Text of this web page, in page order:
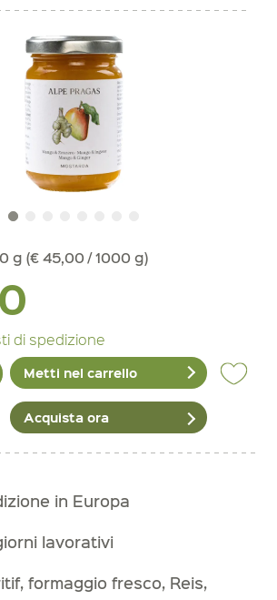
g (€ 45,00 / 1000 g)
di spedizione
Metti nel carrello
Acquista ora
in Europa
lavorativi
formaggio fresco, Reis,